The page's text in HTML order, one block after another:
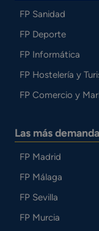
FP Sanidad
FP Deporte
FP Informática
FP Hostelería y
FP Comercio y
Las más
FP Madrid
FP Málaga
FP Sevilla
FP Murcia